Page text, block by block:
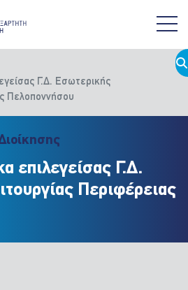
Γ.Δ. Εσωτερικής
Πελοποννήσου
επιλεγείσας Γ.Δ.
Περιφέρειας